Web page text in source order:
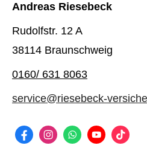
Andreas Riesebeck
Rudolfstr. 12 A
38114 Braunschweig
0160/ 631 8063
service@riesebeck-